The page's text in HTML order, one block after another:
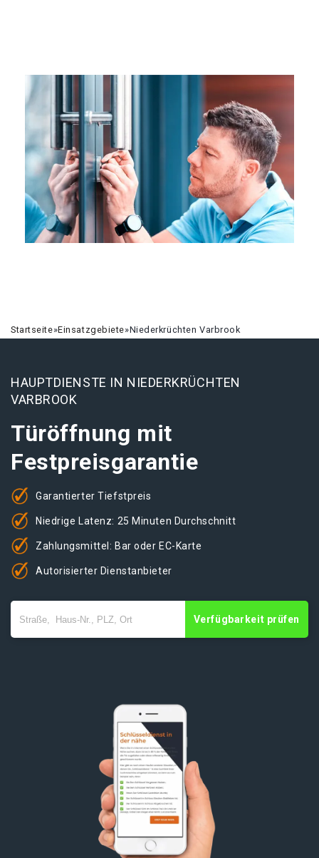
Startseite»Einsatzgebiete»Niederkrüchten Varbrook
HAUPTDIENSTE IN NIEDERKRÜCHTEN
VARBROOK
Türöffnung mit
Festpreisgarantie
Garantierter Tiefstpreis
Niedrige Latenz: 25 Minuten Durchschnitt
Zahlungsmittel: Bar oder EC-Karte
Autorisierter Dienstanbieter
Verfügbarkeit prüfen